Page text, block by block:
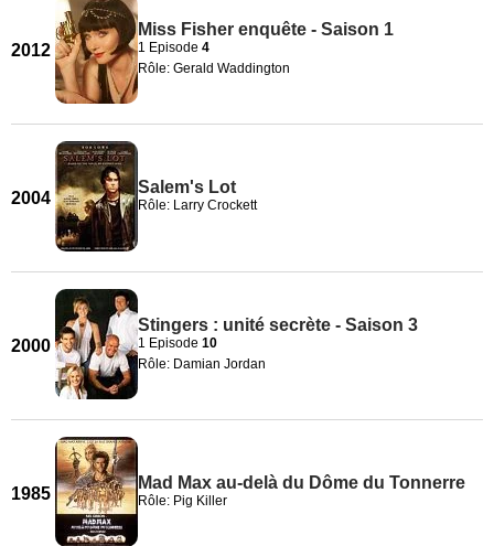
2012
Miss Fisher enquête - Saison 1
1 Episode 4
Rôle: Gerald Waddington
2004
Salem's Lot
Rôle: Larry Crockett
2000
Stingers : unité secrète - Saison 3
1 Episode 10
Rôle: Damian Jordan
1985
Mad Max au-delà du Dôme du Tonnerre
Rôle: Pig Killer